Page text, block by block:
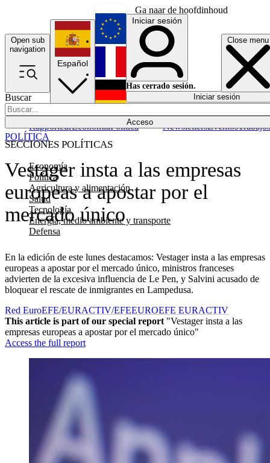
Ga naar de hoofdinhoud
Open sub
navigation
Close menu
Buscar
Acceso
SECCIONES POLÍTICAS
Economía
Política
Agricultura y alimentación
Salud
Tecnología
Energía, medio ambiente y transporte
Defensa
RapporteurEconomíaPolítica NewslettersEventosTrabajos
Español
English
Français
Iniciar sesión
Has cerrado sesión.
Iniciar sesión
Vestager insta a las empresas
europeas a apostar por el
mercado único
En la edición de este lunes destacamos: Vestager insta a las empresas
europeas a apostar por el mercado único, ministros franceses
advierten de la excesiva influencia de Le Pen, y Salvini acusado de
bloquear el rescate de inmigrantes en Lampedusa.
POLÍTICA
Red EuroEFE/EURACTIV/EFEEUROEFE EURACTIV
This article is part of our special report "Vestager insta a las
empresas europeas a apostar por el mercado único"
Access the full report